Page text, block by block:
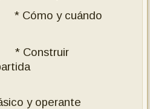
* Cómo y cuándo
y operante